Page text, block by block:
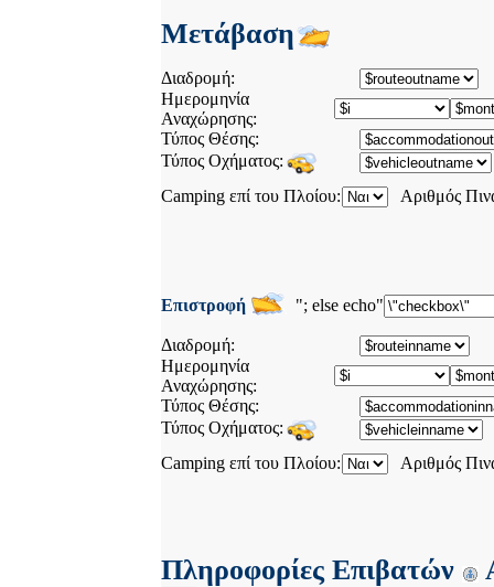
Μετάβαση
Διαδρομή:
Ημερομηνία
Αναχώρησης:
Τύπος Θέσης:
Τύπος Οχήματος:
Camping επί του Πλοίου:
Αριθμός
Επιστροφή "; else echo"
Διαδρομή:
Ημερομηνία
Αναχώρησης:
Τύπος Θέσης:
Τύπος Οχήματος:
Camping επί του Πλοίου:
Αριθμός
Πληροφορίες Επιβατών